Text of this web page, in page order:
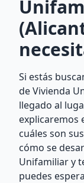
Si estás
de Vivienda
llegado al
explicaremos
cuáles son
cómo se
Unifamiliar y
puedes